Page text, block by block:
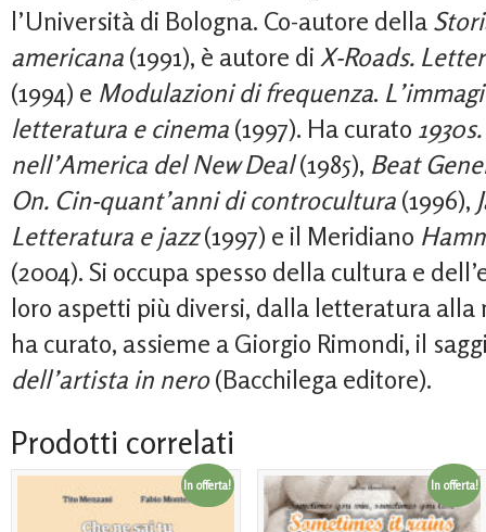
l’Università di Bologna. Co-autore della
americana (1991), è autore di X-Roads.
(1994) e Modulazioni di frequenza.
letteratura e cinema (1997). Ha curato
nell’America del New Deal(1985), Beat
On. Cin-quant’anni di controcultura (1996),
Letteratura e jazz(1997) e il Meridiano
(2004). Si occupa spesso della cultura e
loro aspetti più diversi, dalla letteratura alla
ha curato, assieme a Giorgio Rimondi, il
dell’artista in nero(Bacchilega editore).
Prodotti correlati
In offerta! In offerta!